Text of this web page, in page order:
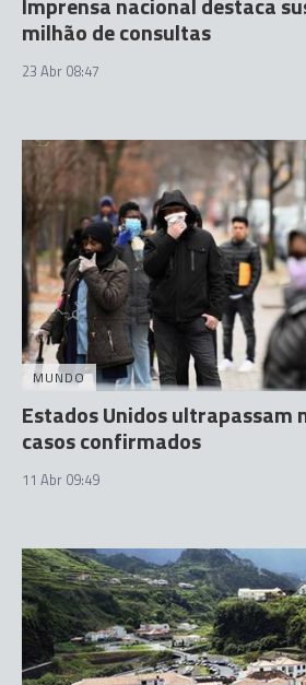
milhão de consultas
23 Abr 08:47
MUNDO
Estados Unidos ultrapassam
casos confirmados
11 Abr 09:49